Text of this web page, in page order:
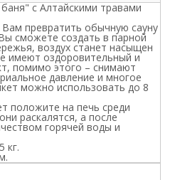
с Алтайскими травами
превратить обычную сауну
сможете создать в парной
воздух станет насыщен
имеют оздоровительный и
помимо этого – снимают
давление и многое
можно использовать до 8
положите на печь среди
раскалятся, а после
горячей воды и
кг.